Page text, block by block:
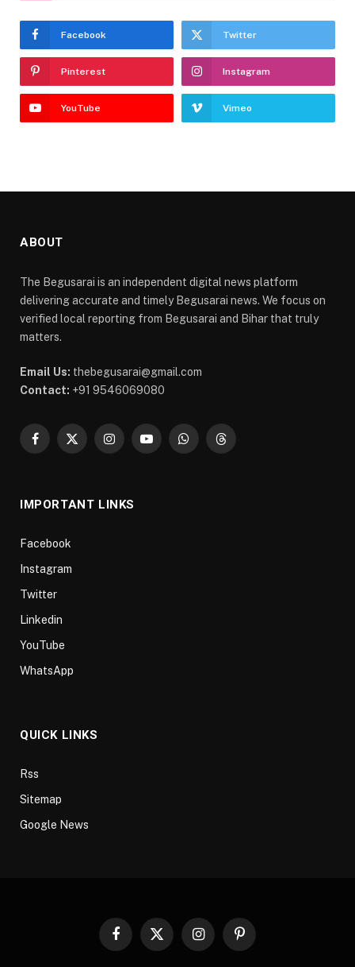
Facebook Twitter
Pinterest Instagram
YouTube Vimeo
ABOUT
The Begusarai is an independent digital news platform
delivering accurate and timely Begusarai news. We focus on
verified local reporting from Begusarai and Bihar that truly
matters.
Email Us: thebegusarai@gmail.com
Contact: +91 9546069080
Facebook
X
InstagramYouTubeWhatsAppThreads
IMPORTANT LINKS
Facebook
Instagram
Twitter
Linkedin
YouTube
WhatsApp
QUICK LINKS
Rss
Sitemap
Google News
Facebook
X
InstagramPinterest